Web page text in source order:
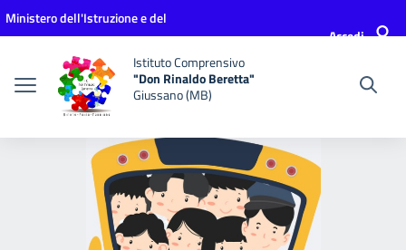
Vai ai contenuti
Vai al menu di navigazione
Vai al footer
Ministero dell'Istruzione e del
Accedi
Istituto Comprensivo
"Don Rinaldo Beretta"
Giussano (MB)